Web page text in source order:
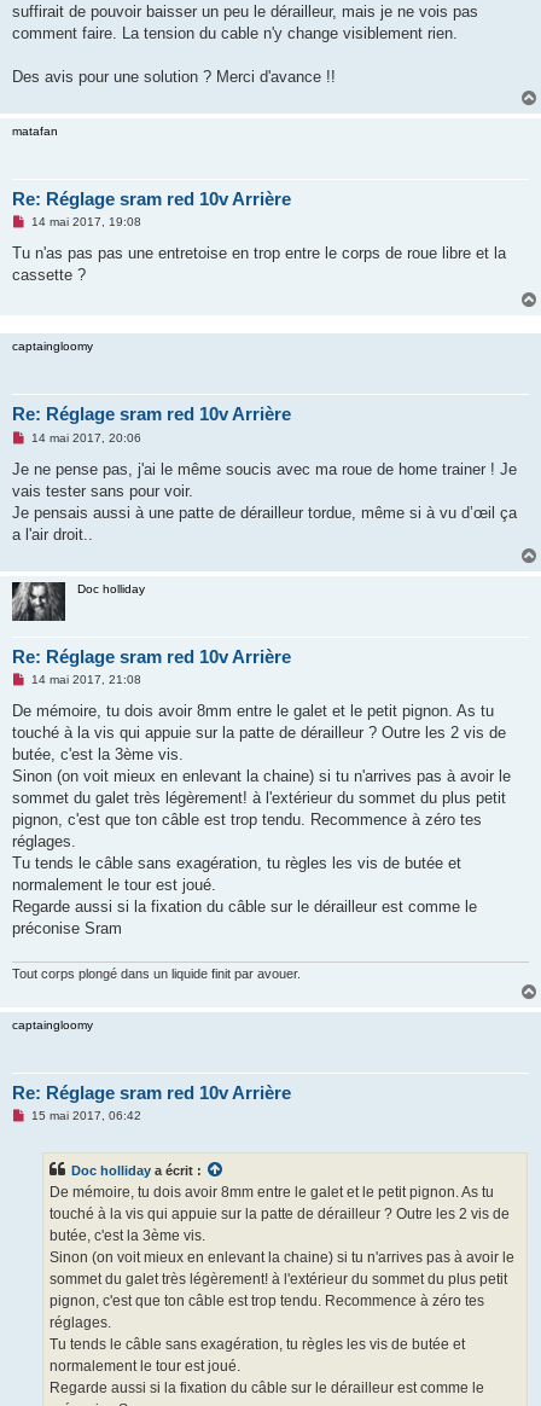
suffirait de pouvoir baisser un peu le dérailleur, mais je ne vois pas
comment faire. La tension du cable n'y change visiblement rien.
Des avis pour une solution ? Merci d'avance !!
matafan
Re: Réglage sram red 10v Arrière
M
s
a
o
n
14 mai 2017, 19:08
Tu n'as pas pas une entretoise en trop entre le corps de roue libre et la
cassette ?
captaingloomy
Re: Réglage sram red 10v Arrière
M
s
a
g
n
l
u
14 mai 2017, 20:06
Je ne pense pas, j'ai le même soucis avec ma roue de home trainer ! Je
vais tester sans pour voir.
Je pensais aussi à une patte de dérailleur tordue, même si à vu d’œil ça
a l'air droit..
Doc holliday
Re: Réglage sram red 10v Arrière
M
s
a
g
n
o
l
u
14 mai 2017, 21:08
De mémoire, tu dois avoir 8mm entre le galet et le petit pignon. As tu
touché à la vis qui appuie sur la patte de dérailleur ? Outre les 2 vis de
butée, c'est la 3ème vis.
Sinon (on voit mieux en enlevant la chaine) si tu n'arrives pas à avoir le
sommet du galet très légèrement! à l'extérieur du sommet du plus petit
pignon, c'est que ton câble est trop tendu. Recommence à zéro tes
réglages.
Tu tends le câble sans exagération, tu règles les vis de butée et
normalement le tour est joué.
Regarde aussi si la fixation du câble sur le dérailleur est comme le
préconise Sram
Tout corps plongé dans un liquide finit par avouer.
captaingloomy
Re: Réglage sram red 10v Arrière
M
15 mai 2017, 06:42
Doc holliday a écrit :
De mémoire, tu dois avoir 8mm entre le galet et le petit pignon. As tu
touché à la vis qui appuie sur la patte de dérailleur ? Outre les 2 vis de
butée, c'est la 3ème vis.
Sinon (on voit mieux en enlevant la chaine) si tu n'arrives pas à avoir le
sommet du galet très légèrement! à l'extérieur du sommet du plus petit
pignon, c'est que ton câble est trop tendu. Recommence à zéro tes
réglages.
Tu tends le câble sans exagération, tu règles les vis de butée et
normalement le tour est joué.
Regarde aussi si la fixation du câble sur le dérailleur est comme le